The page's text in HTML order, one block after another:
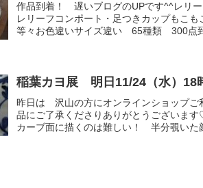
作品到着！ 遅いブログのUPです^^レリー
レリーフコンポート・足つきカップもこ
等々お色違いサイズ違い 65種類 300点到
稲葉カヨ展 明日11/24（水）18
昨日は 沢山の方にオンラインショップご
品にご了承くださりありがとうございま
カーブ面に描くのは難しい！ 半分覗いた